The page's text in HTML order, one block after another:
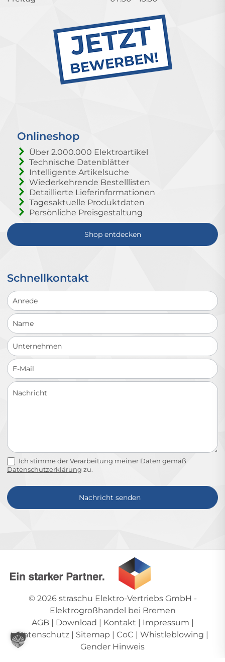
Onlineshop
Über 2.000.000 Elektroartikel
Technische Datenblätter
Intelligente Artikelsuche
Wiederkehrende Bestelllisten
Detaillierte Lieferinformationen
Tagesaktuelle Produktdaten
Persönliche Preisgestaltung
Shop entdecken
Schnellkontakt
Schnellkontakt
Ich stimme der Verarbeitung meiner Daten gemäß
Datenschutzerklärung zu.
Nachricht senden
© 2026 straschu Elektro-Vertriebs GmbH -
Elektrogroßhandel bei Bremen
AGB
Download Kontakt Impressum
Datenschutz| Sitemap CoC Whistleblowing
Gender Hinweis